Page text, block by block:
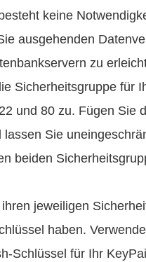
keine
ausgehenden
zu
Sicherheitsgruppe für
und 80 zu. Fügen
Sie
beiden
jeweiligen
haben.
Schlüssel für Ihr